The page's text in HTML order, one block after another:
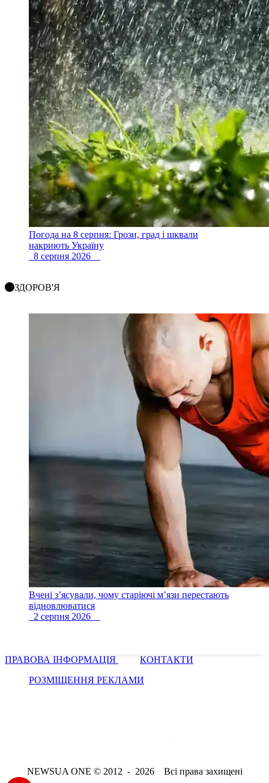
Погода на 8 серпня: Грози, град і шквали
накриють Україну
8 серпня 2026
ЗДОРОВ'Я
Вчені з’ясували, чому старіючі м’язи перестають
відновлюватися
2 серпня 2026
ПРАВОВА ІНФОРМАЦІЯ
КОНТАКТИ
РОЗМІЩЕННЯ РЕКЛАМИ
NEWSUA ONE © 2012 - 2026 Всі права захищені